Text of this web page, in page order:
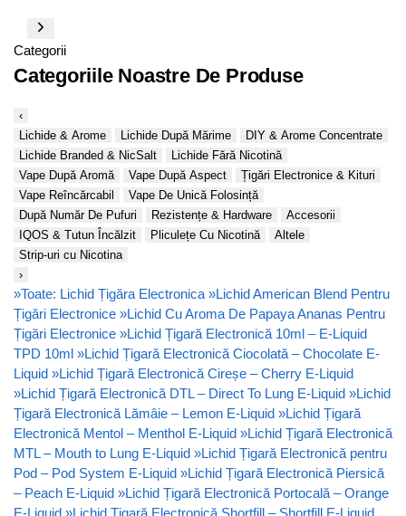
Categorii
Categoriile Noastre De Produse
‹
Lichide & Arome
Lichide După Mărime
DIY & Arome Concentrate
Lichide Branded & NicSalt
Lichide Fără Nicotină
Vape După Aromă
Vape După Aspect
Țigări Electronice & Kituri
Vape Reîncărcabil
Vape De Unică Folosință
După Număr De Pufuri
Rezistențe & Hardware
Accesorii
IQOS & Tutun Încălzit
Pliculețe Cu Nicotină
Altele
Strip-uri cu Nicotina
›
»Toate: Lichid Țigăra Electronica »Lichid American Blend Pentru
Țigări Electronice »Lichid Cu Aroma De Papaya Ananas Pentru
Țigări Electronice »Lichid Țigară Electronică 10ml – E-Liquid
TPD 10ml »Lichid Țigară Electronică Ciocolată – Chocolate E-
Liquid »Lichid Țigară Electronică Cireșe – Cherry E-Liquid
»Lichid Țigară Electronică DTL – Direct To Lung E-Liquid »Lichid
Țigară Electronică Lămâie – Lemon E-Liquid »Lichid Țigară
Electronică Mentol – Menthol E-Liquid »Lichid Țigară Electronică
MTL – Mouth to Lung E-Liquid »Lichid Țigară Electronică pentru
Pod – Pod System E-Liquid »Lichid Țigară Electronică Piersică
– Peach E-Liquid »Lichid Țigară Electronică Portocală – Orange
E-Liquid »Lichid Țigară Electronică Shortfill – Shortfill E-Liquid